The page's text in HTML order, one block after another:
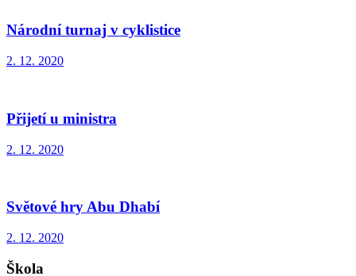
Národní turnaj v cyklistice
2. 12. 2020
Přijetí u ministra
2. 12. 2020
Světové hry Abu Dhabí
2. 12. 2020
Škola